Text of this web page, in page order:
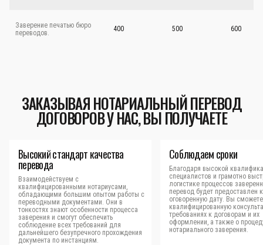
Заверение печатью бюро
переводов.
400 500 600
ЗАКАЗЫВАЯ НОТАРИАЛЬНЫЙ ПЕРЕВОД
ДОГОВОРОВ У НАС, ВЫ ПОЛУЧАЕТЕ
Высокий стандарт качества
перевода
Взаимодействуем с
квалифицированными нотариусами,
обладающими большим опытом работы с
переводными документами. Они в
тонкостях знают особенности процесса
заверения и смогут обеспечить
соблюдение всех требований для
дальнейшего безупречного прохождения
документа по инстанциям.
Соблюдаем сроки
Благодаря высокой
специалистов и грамотно
логистике процессов
перевод будет предоставлен
оговоренную дату. Вы
квалифицированную
требованиях к договорам и их
оформлении, а также о
нотариального заверения.